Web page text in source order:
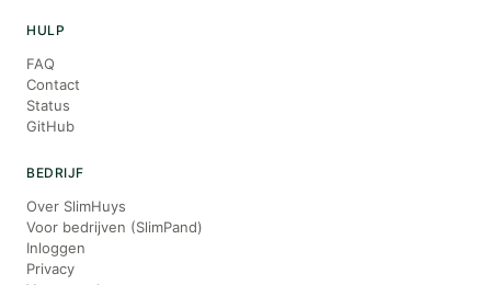
HULP
FAQ
Contact
Status
GitHub
BEDRIJF
Over SlimHuys
Voor bedrijven (SlimPand)
Inloggen
Privacy